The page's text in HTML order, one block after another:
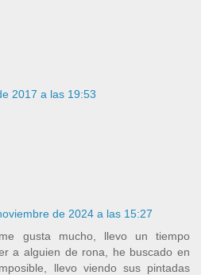
2017 a las 19:53
de 2024 a las 15:27
gusta mucho, llevo un tiempo
a alguien de rona, he buscado en
llevo viendo sus pintadas